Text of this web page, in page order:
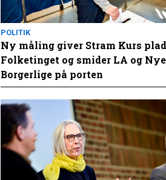
POLITIK
Ny måling giver Stram Kurs
Folketinget og smider LA og Nye
Borgerlige på porten